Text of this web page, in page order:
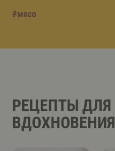
#мясо
РЕЦЕПТЫ ДЛЯ
ВДОХНОВЕНИЯ